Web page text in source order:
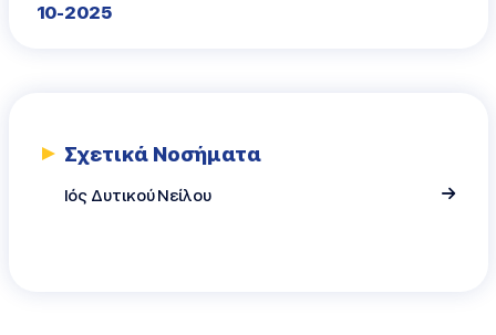
10-2025
Σχετικά Νοσήματα
Ιός Δυτικού Νείλου